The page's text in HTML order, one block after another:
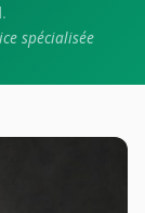
.
spécialisée